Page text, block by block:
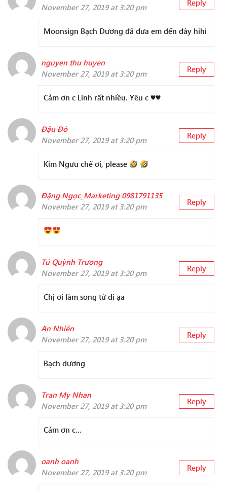
November 27, 2019 at 3:20 pm
Reply
Moonsign Bạch Dương đã đưa em đến đây hihi
nguyen thu huyen
November 27, 2019 at 3:20 pm
Reply
Cảm ơn c Linh rất nhiều. Yêu c ♥♥
Đậu Đỏ
November 27, 2019 at 3:20 pm
Reply
Kim Ngưu chế ơi, please
Đặng Ngọc_Marketing 0981791135
November 27, 2019 at 3:20 pm
Reply
Tú Quỳnh Trương
November 27, 2019 at 3:20 pm
Reply
Chị ơi làm song tử đi ạa
An Nhiên
November 27, 2019 at 3:20 pm
Reply
Bạch dương
Tran My Nhan
November 27, 2019 at 3:20 pm
Reply
Cảm ơn c…
oanh oanh
November 27, 2019 at 3:20 pm
Reply